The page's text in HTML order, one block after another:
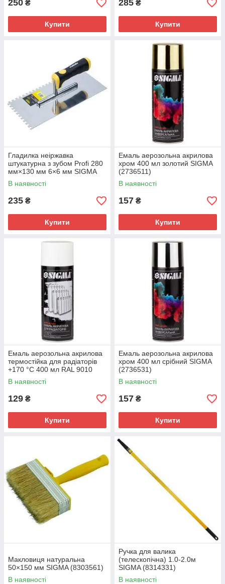
250 ₴
Купити
285 ₴
Купити
Гладилка неіржавка
штукатурна з зубом Profi 280
мм×130 мм 6×6 мм SIGMA
(8327521)
В наявності
235 ₴
Купити
Емаль аерозольна акрилова
хром 400 мл золотий SIGMA
(2736511)
В наявності
157 ₴
Купити
Емаль аерозольна акрилова
термостійка для радіаторів
+170 °C 400 мл RAL 9010
білий глянець SIGMA
(2736411)
В наявності
129 ₴
Купити
Емаль аерозольна акрилова
хром 400 мл срібний SIGMA
(2736531)
В наявності
157 ₴
Купити
Макловиця натуральна
50×150 мм SIGMA (8303561)
В наявності
Ручка для валика
(телескопічна) 1.0-2.0м
SIGMA (8314331)
В наявності